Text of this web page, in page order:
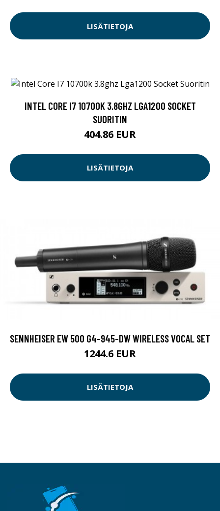
LISÄTIETOJA
INTEL CORE I7 10700K 3.8GHZ LGA1200 SOCKET
SUORITIN
404.86 EUR
LISÄTIETOJA
SENNHEISER EW 500 G4-945-DW WIRELESS VOCAL SET
1244.6 EUR
LISÄTIETOJA